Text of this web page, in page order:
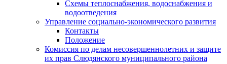
Схемы теплоснабжения, водоснабжения и
водоотведения
Управление социально-экономического развития
Контакты
Положение
Комиссия по делам несовершеннолетних и защите
их прав Слюдянского муниципального района